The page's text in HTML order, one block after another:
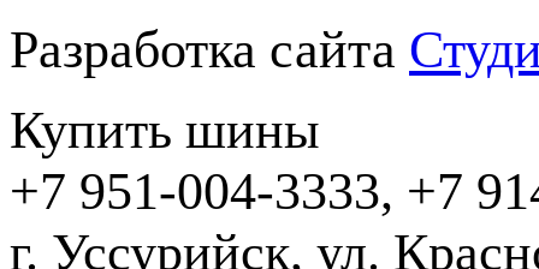
Разработка сайта
Купить шины
+7 951-004-3333, +7
г. Уссурийск,